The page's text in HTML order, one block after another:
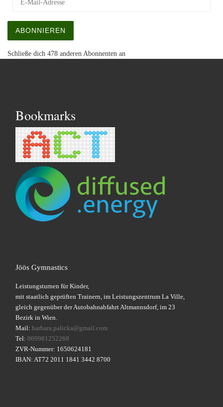
ABONNIEREN
Schließe dich 478 anderen Abonnenten an
Bookmarks
Jöös Gymnastics
Leistungsturnen für Kinder,
mit staatlich geprüften Trainern, im Leistungszentrum La Ville,
gleich gegenüber der Autobahnabfahrt Altmannsdorf, im 23
Bezirk in Wien.
Mail: barbara.palicka@gmail.com
Tel: 069981252268
ZVR-Nummer: 1650624181
IBAN: AT72 2011 1841 3442 8700